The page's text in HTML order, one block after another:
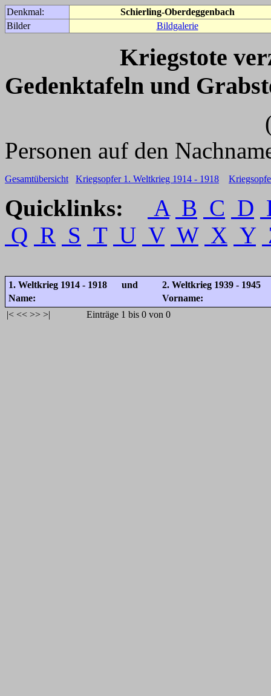
Denkmal:
Schierling-Oberdeggenbach
Bilder
Bildgalerie
Kriegstote
Gedenktafeln und
(Für weitere
Personen auf den
Gesamtübersicht Kriegsopfer 1. Weltkrieg 1914 - 1918
Quicklinks: A B C D
Q R S T U V W X Y
1. Weltkrieg 1914 - 1918 und
2. Weltkrieg 1939 - 1945
Name:
Vorname:
|< << >> >| Einträge 1 bis 0 von 0